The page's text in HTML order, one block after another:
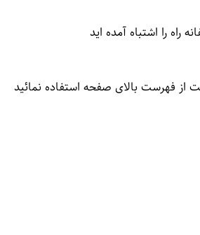
راه را اشتباه آمده اید
از فهرست بالای صفحه استفاده نمائید